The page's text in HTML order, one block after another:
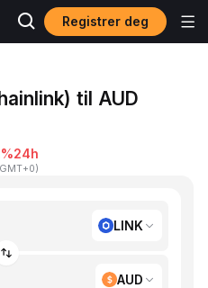
Registrer deg
til AUD
24h
GMT+0)
LINK
AUD